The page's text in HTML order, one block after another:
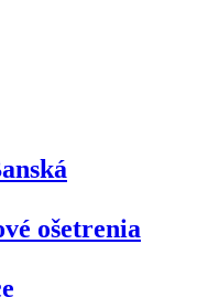
ošetrenia